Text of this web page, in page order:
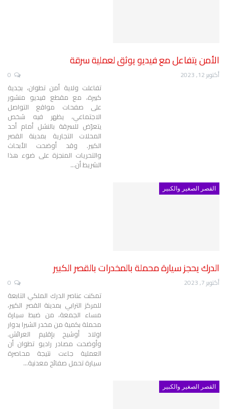
الأمن يتفاعل مع فيديو يوثق لعملية سرقة
أكتوبر 12, 2023
تفاعلت ولاية أمن تطوان، بجدية
كبيرة، مع مقطع فيديو منشور
على صفحات مواقع التواصل
الاجتماعي، يظهر فيه شخص
يتعرّض للسرقة بالنشل أمام أحد
المحلات التجارية بمدينة القصر
الكبير. وقد أوضحت الأبحاث
والتحريات المنجزة على ضوء هذا
الشريط أن…
القصر الصغير والكبير
الدرك يحجز سيارة محملة بالمخدرات بالقصر الكبير
أكتوبر 7, 2023
تمكنت عناصر الدرك الملكي التابعة
للمركز الترابي بمدينة القصر الكبير،
مساء الجمعة، من ضبط سيارة
محملة بكمية من مخدر الشيرا بدوار
اولاد أوشيح بإقليم العرائش.
وأوضحت مصادر راديو تطوان أن
العملية جاءت نتيجة محاصرة
سيارة تحمل صفائح معدنية…
القصر الصغير والكبير